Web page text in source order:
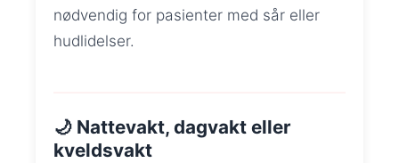
nødvendig for pasienter med sår eller
hudlidelser.
🌙 Nattevakt, dagvakt eller
kveldsvakt